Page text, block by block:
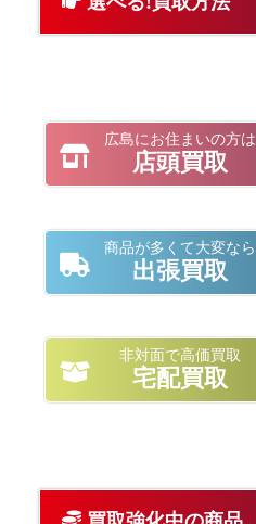
広島にお住まいの方は
店頭買取
商品が多くて大変なら
出張買取
非対面で高価買取
宅配買取